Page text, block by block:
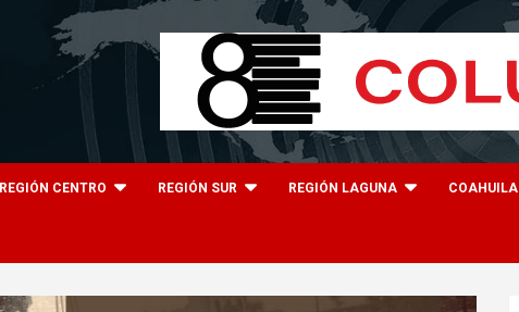
REGIÓN CENTRO REGIÓN SUR REGIÓN LAGUNA COAHUILA